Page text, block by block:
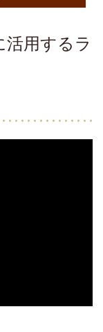
用するラ